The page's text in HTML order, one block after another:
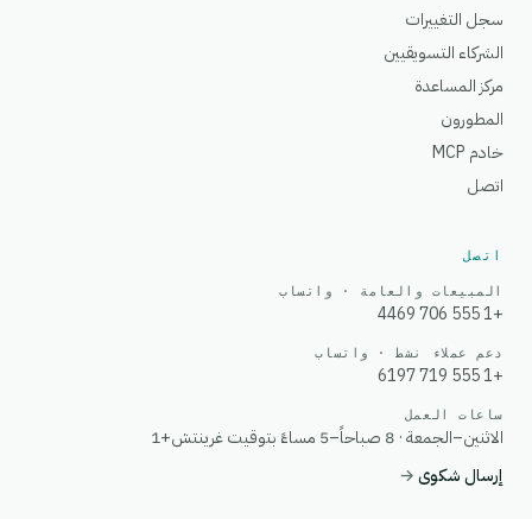
سجل التغييرات
الشركاء التسويقيين
مركز المساعدة
المطورون
خادم MCP
اتصل
اتصل
المبيعات والعامة · واتساب
+1 555 706 4469
دعم عملاء نشط · واتساب
+1 555 719 6197
ساعات العمل
الاثنين–الجمعة · 8 صباحاً–5 مساءً بتوقيت غرينتش+1
إرسال شكوى→